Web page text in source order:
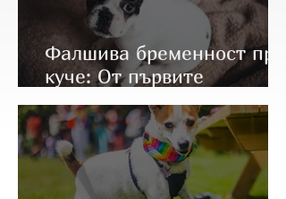
Фалшива бременност при
куче: От първите
симптоми до правилното
лечение